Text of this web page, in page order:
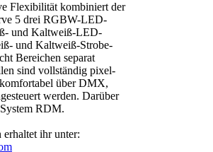
Flexibilität kombiniert der
5 drei RGBW-LED-
und Kaltweiß-LED-
und Kaltweiß-Strobe-
Bereichen separat
sind vollständig pixel-
über DMX,
werden. Darüber
RDM.
ihr unter: